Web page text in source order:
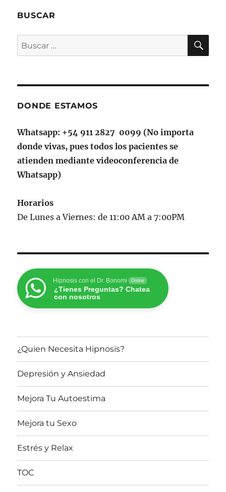
BUSCAR
Buscar
por:
DONDE ESTAMOS
Whatsapp: +54 911 2827 0099 (No importa
donde vivas, pues todos los pacientes se
atienden mediante videoconferencia de
Whatsapp)
Horarios
De Lunes a Viernes: de 11:00 AM a 7:00PM
Hipnosis con el Dr. Bonomi Online
¿Tienes Preguntas? Chatea
con nosotros
¿Quien Necesita Hipnosis?
Depresión y Ansiedad
Mejora Tu Autoestima
Mejora tu Sexo
Estrés y Relax
TOC